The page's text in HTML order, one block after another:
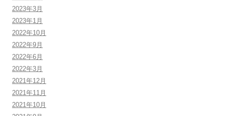
2023年3月
2023年1月
2022年10月
2022年9月
2022年6月
2022年3月
2021年12月
2021年11月
2021年10月